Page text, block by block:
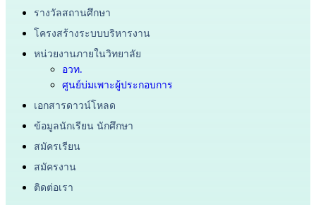
รางวัลสถานศึกษา
โครงสร้างระบบบริหารงาน
หน่วยงานภายในวิทยาลัย
อวท.
ศูนย์บ่มเพาะผู้ประกอบการ
เอกสารดาวน์โหลด
ข้อมูลนักเรียน นักศึกษา
สมัครเรียน
สมัครงาน
ติดต่อเรา